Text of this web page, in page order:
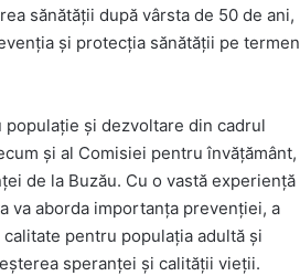
sănătății după vârsta de 50 de ani,
și protecția sănătății pe termen
populație și dezvoltare din cadrul
și al Comisiei pentru învățământ,
de la Buzău. Cu o vastă experiență
va aborda importanța prevenției, a
pentru populația adultă și
speranței și calității vieții.